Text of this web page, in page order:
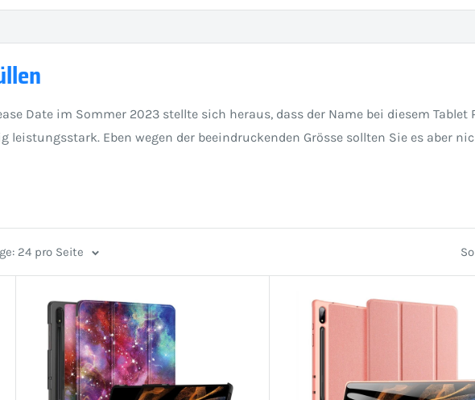
Date im Sommer 2023 stellte sich heraus, dass der Name bei diesem
leistungsstark. Eben wegen der beeindruckenden Grösse sollten Sie es aber
24 pro Seite